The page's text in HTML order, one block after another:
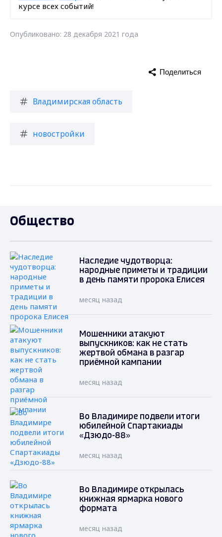
курсе всех событий!
Опубликовано: 28 декабря 2021 года
Владимирская область
новостройки
Поделиться
Общество
Наследие чудотворца:
народные приметы и традиции
в день памяти пророка Елисея
месяц назад
Мошенники атакуют
выпускников: как не стать
жертвой обмана в разгар
приёмной кампании
месяц назад
Во Владимире подвели итоги
юбилейной Спартакиады
«Дзюдо-88»
месяц назад
Во Владимире открылась
книжная ярмарка нового
формата
месяц назад